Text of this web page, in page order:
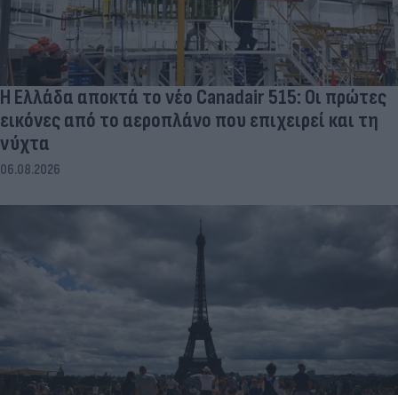
Η Ελλάδα αποκτά το νέο Canadair 515: Οι πρώτες
εικόνες από το αεροπλάνο που επιχειρεί και τη
νύχτα
06.08.2026